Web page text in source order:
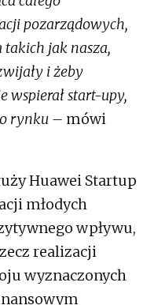
pozarządowych,
jak nasza,
i żeby
wspierał start-upy,
rynku – mówi
Huawei Startup
młodych
wpływu,
realizacji
wyznaczonych